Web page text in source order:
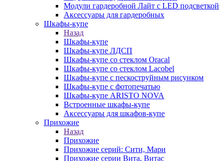
Модули гардеробной Лайт с LED подсветкой
Аксессуары для гардеробных
Шкафы-купе
Назад
Шкафы-купе
Шкафы-купе ЛДСП
Шкафы-купе со стеклом Oracal
Шкафы-купе со стеклом Lacobel
Шкафы-купе с пескоструйным рисунком
Шкафы-купе с фотопечатью
Шкафы-купе ARISTO NOVA
Встроенные шкафы-купе
Аксессуары для шкафов-купе
Прихожие
Назад
Прихожие
Прихожие серий: Сити, Мари
Прихожие серии Вита, Витас